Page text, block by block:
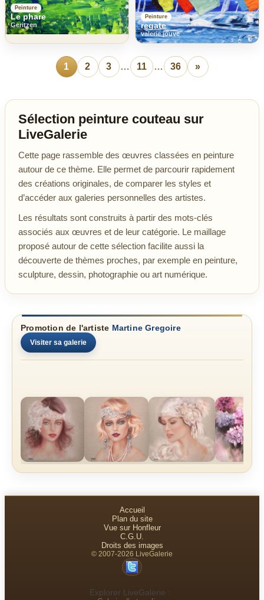
Peinture
Le phare
Geritzen
Peinture
regate
valerie jouve
1 2 3 … 11 … 36 »
Sélection peinture couteau sur
LiveGalerie
Cette page rassemble des œuvres classées en peinture
autour de ce thème. Elle permet de parcourir rapidement
des créations originales, de comparer les styles et
d’accéder aux galeries personnelles des artistes.
Les résultats sont construits à partir des mots-clés
associés aux œuvres et de leur catégorie. Le maillage
proposé autour de cette sélection facilite aussi la
découverte de thèmes proches, par exemple en peinture,
sculpture, dessin, photographie ou art numérique.
Promotion de l'artiste Martine Gregoire
Visiter sa galerie
Accueil
Plan du site
Vue sur Honfleur
C.G.U.
Droits des images
© 2007-2026 LiveGalerie
Explorer LiveGalerie :